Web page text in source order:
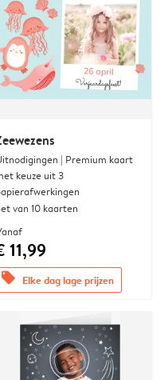
| Premium kaart
keuze uit 3
van 10 kaarten
11,99
offers Elke dag lage prijzen